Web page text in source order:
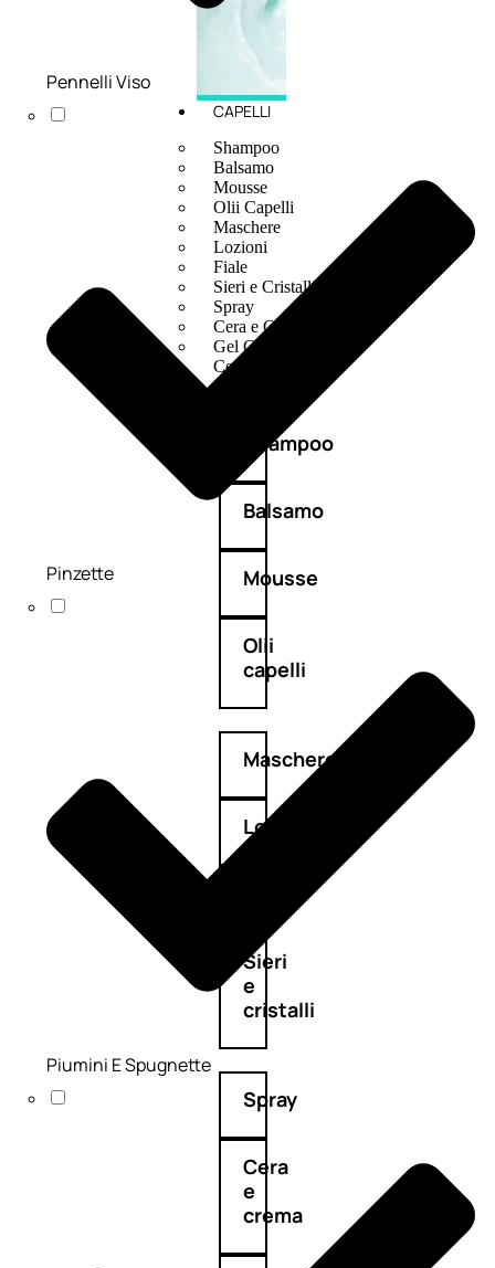
CAPELLI
Shampoo
Balsamo
Mousse
Olii Capelli
Maschere
Lozioni
Fiale
Sieri e Cristalli
Spray
Cera e Crema
Gel Capelli
Colorazione
Shampoo
Balsamo
Mousse
Olii
capelli
Maschere
Lozioni
Sieri
e
cristalli
Spray
Cera
e
crema
Pennelli Viso
Pinzette
Piumini E Spugnette